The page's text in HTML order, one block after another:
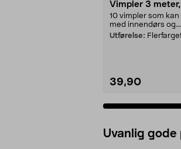
Vimpler 3
10 vimpler som
med innendørs og...
Utførelse:
39,90
Uvanlig